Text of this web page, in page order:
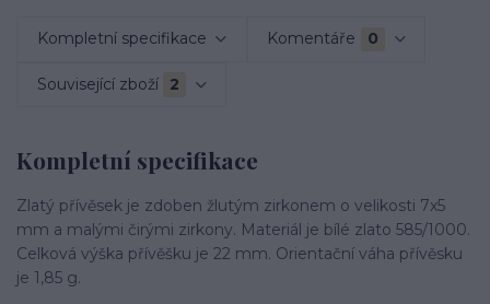
Kompletní specifikace Komentáře 0
Související zboží 2
Kompletní specifikace
Zlatý přívěsek je zdoben žlutým zirkonem o velikosti 7x5
mm a malými čirými zirkony. Materiál je bílé zlato 585/1000.
Celková výška přívěšku je 22 mm. Orientační váha přívěsku
je 1,85 g.